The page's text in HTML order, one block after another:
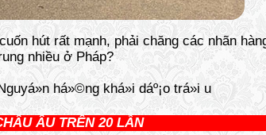
hút rất mạnh, phải chăng các nhãn
nhiều ở Pháp?
ÂU TRÊN 20 LẦN